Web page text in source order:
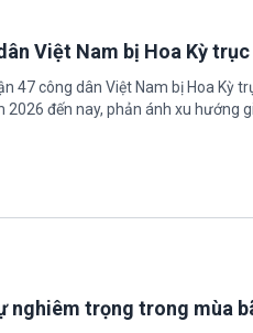
Việt Nam bị Hoa Kỳ
47 công dân Việt Nam bị Hoa Kỳ
đến nay, phản ánh xu hướng
nghiêm trọng trong mùa